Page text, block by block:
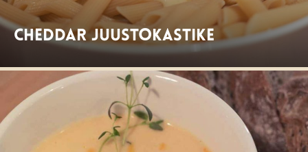
Cheddar juustokastike